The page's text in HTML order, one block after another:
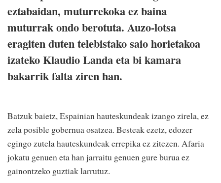
eztabaidan, muturrekoka ez baina
muturrak ondo berotuta. Auzo-lotsa
eragiten duten telebistako saio horietakoa
izateko Klaudio Landa eta bi kamara
bakarrik falta ziren han.
Batzuk baietz, Espainian hauteskundeak izango zirela, ez
zela posible gobernua osatzea. Besteak ezetz, edozer
egingo zutela hauteskundeak errepika ez zitezen. Afaria
jokatu genuen eta han jarraitu genuen gure burua ez
gainontzeko guztiak larrutuz.